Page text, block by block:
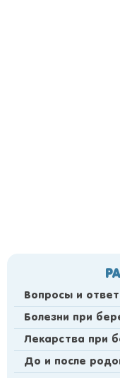
Вопросы и
Болезни при
Лекарства при
До и после